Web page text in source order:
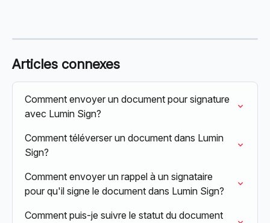
Articles connexes
Comment envoyer un document pour signature
avec Lumin Sign?
Comment téléverser un document dans Lumin
Sign?
Comment envoyer un rappel à un signataire
pour qu'il signe le document dans Lumin Sign?
Comment puis-je suivre le statut du document